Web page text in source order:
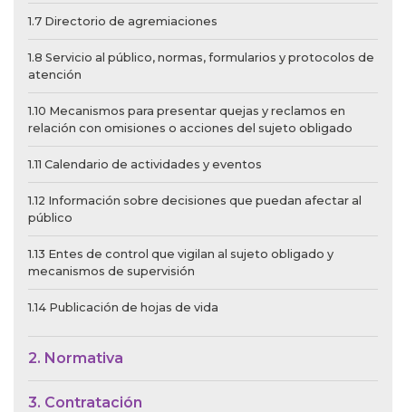
1.7 Directorio de agremiaciones
1.8 Servicio al público, normas, formularios y protocolos de
atención
1.10 Mecanismos para presentar quejas y reclamos en
relación con omisiones o acciones del sujeto obligado
1.11 Calendario de actividades y eventos
1.12 Información sobre decisiones que puedan afectar al
público
1.13 Entes de control que vigilan al sujeto obligado y
mecanismos de supervisión
1.14 Publicación de hojas de vida
2. Normativa
3. Contratación